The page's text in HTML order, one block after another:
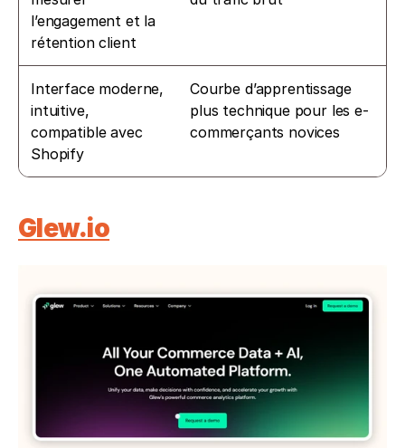
l’engagement et la
rétention client
Interface moderne,
intuitive,
compatible avec
Shopify
Courbe d’apprentissage
plus technique pour les e-
commerçants novices
Glew.io